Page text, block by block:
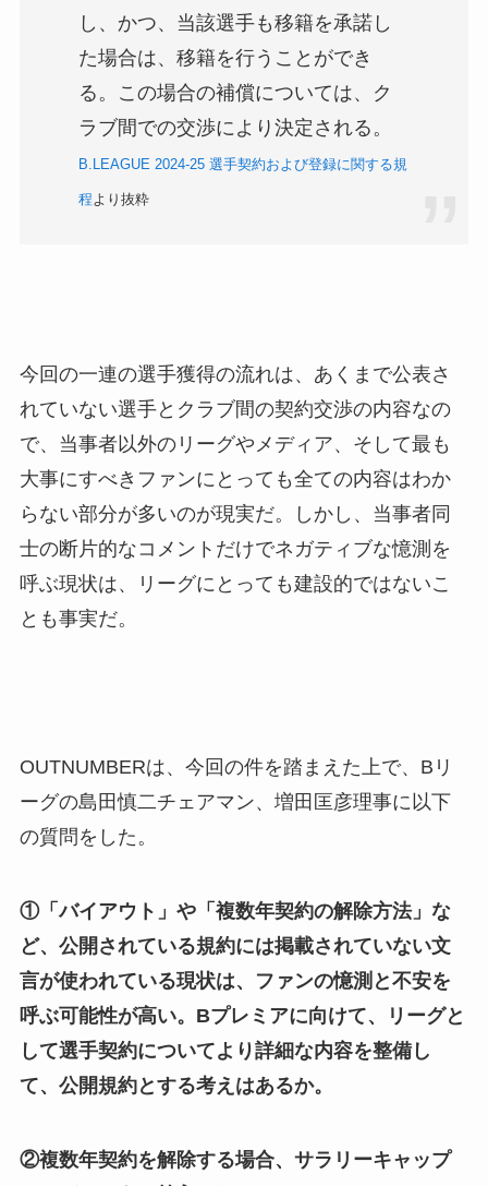
し、かつ、当該選手も移籍を承諾し
た場合は、移籍を行うことができ
る。この場合の補償については、ク
ラブ間での交渉により決定される。
B.LEAGUE 2024-25 選手契約および登録に関する規
程 より抜粋
今回の一連の選手獲得の流れは、あくまで公表さ
れていない選手とクラブ間の契約交渉の内容なの
で、当事者以外のリーグやメディア、そして最も
大事にすべきファンにとっても全ての内容はわか
らない部分が多いのが現実だ。しかし、当事者同
士の断片的なコメントだけでネガティブな憶測を
呼ぶ現状は、リーグにとっても建設的ではないこ
とも事実だ。
OUTNUMBERは、今回の件を踏まえた上で、Bリ
ーグの島田慎二チェアマン、増田匡彦理事に以下
の質問をした。
①「バイアウト」や「複数年契約の解除方法」な
ど、公開されている規約には掲載されていない文
言が使われている現状は、ファンの憶測と不安を
呼ぶ可能性が高い。Bプレミアに向けて、リーグと
して選手契約についてより詳細な内容を整備し
て、公開規約とする考えはあるか。
②複数年契約を解除する場合、サラリーキャップ